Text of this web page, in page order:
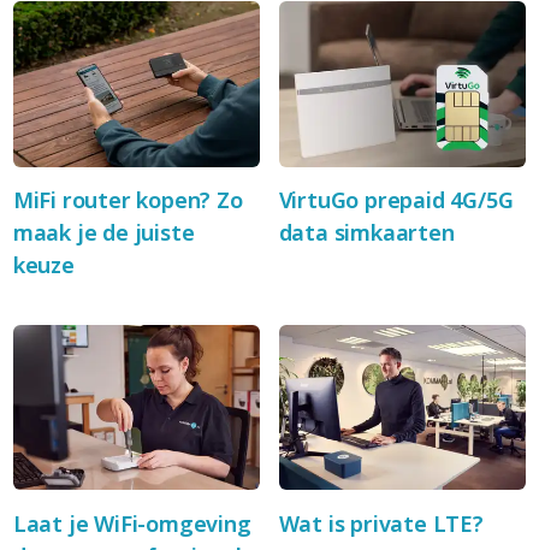
MiFi router kopen? Zo
maak je de juiste
keuze
VirtuGo prepaid 4G/5G
data simkaarten
Laat je WiFi-omgeving
Wat is private LTE?